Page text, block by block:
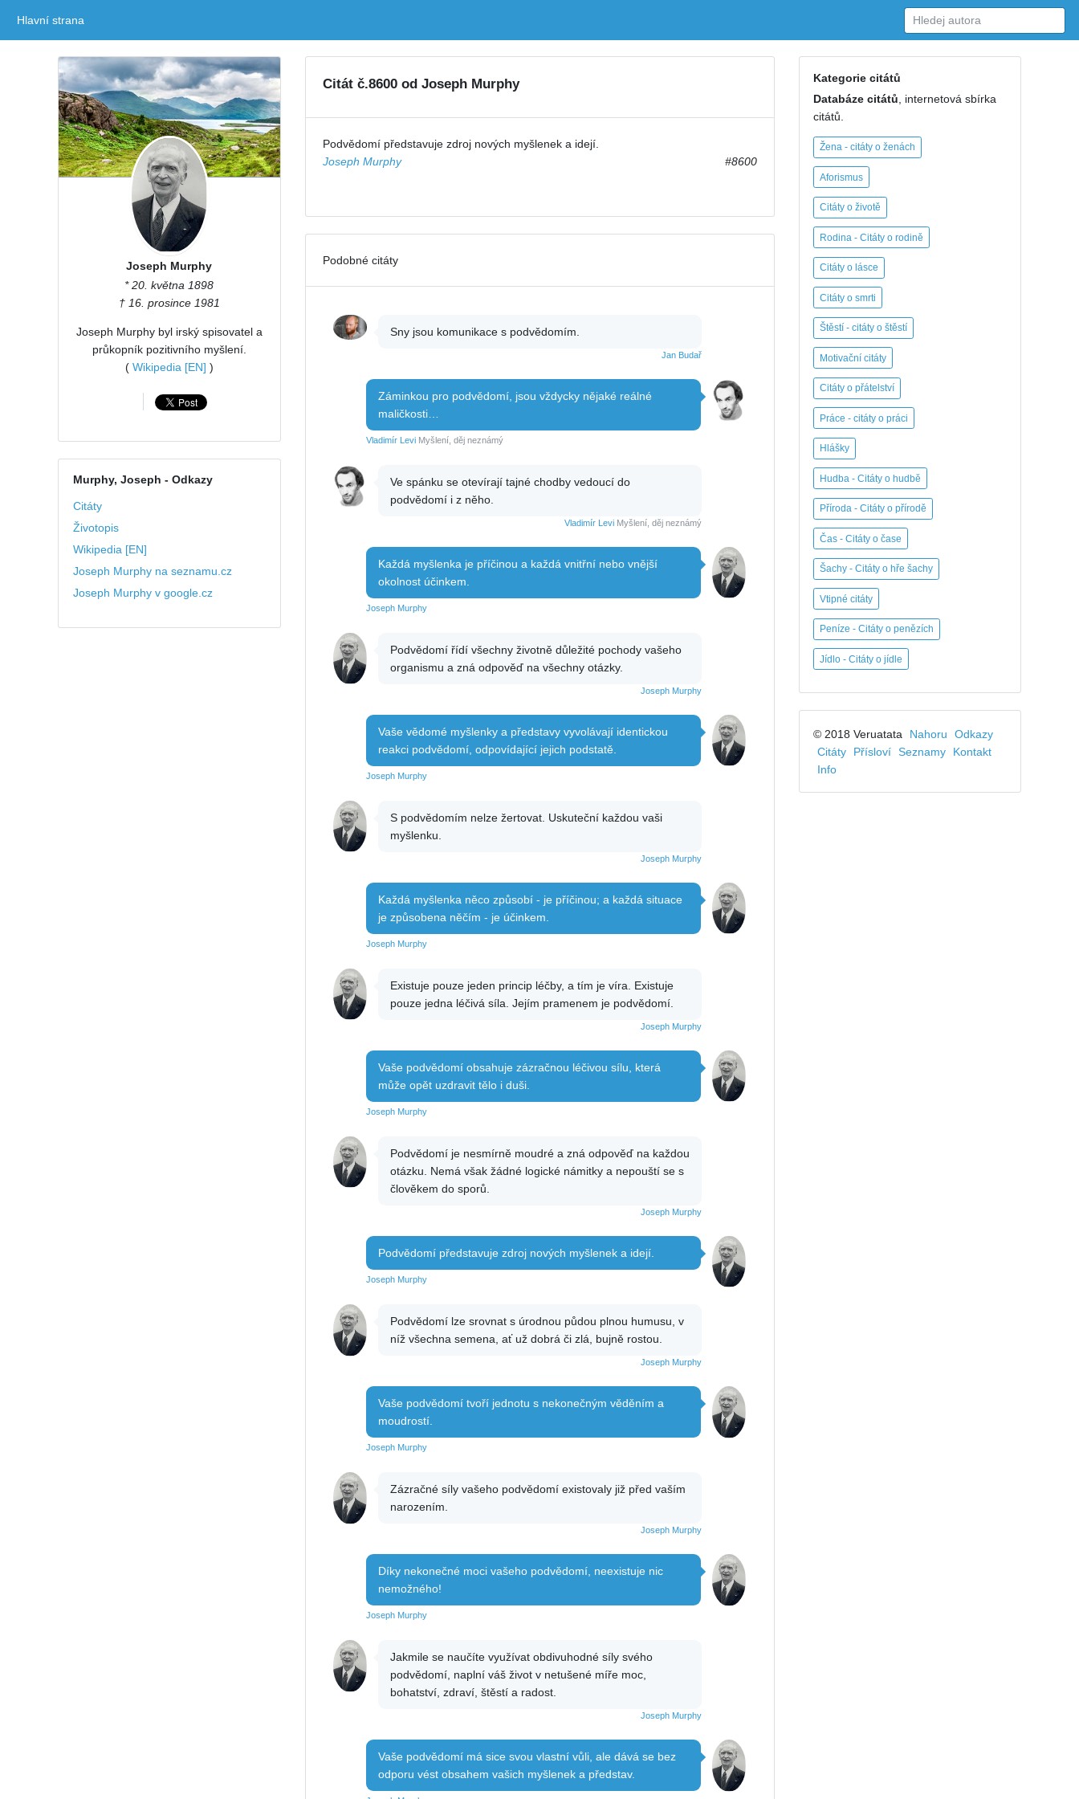
Hlavní strana
Joseph Murphy
* 20. května 1898
† 16. prosince 1981
Joseph Murphy byl irský spisovatel a
průkopník pozitivního myšlení.
( Wikipedia [EN] )
Murphy, Joseph - Odkazy
Citáty
Životopis
Wikipedia [EN]
Joseph Murphy na seznamu.cz
Joseph Murphy v google.cz
Citát č.8600 od Joseph Murphy
Podvědomí představuje zdroj nových myšlenek a idejí.
Joseph Murphy
#8600
Podobné citáty
Sny jsou komunikace s podvědomím.
Jan Budař
Záminkou pro podvědomí, jsou vždycky nějaké reálné
maličkosti…
Vladimír LeviMyšlení, děj neznámý
Ve spánku se otevírají tajné chodby vedoucí do
podvědomí i z něho.
Vladimír LeviMyšlení, děj neznámý
Každá myšlenka je příčinou a každá vnitřní nebo vnější
okolnost účinkem.
Joseph Murphy
Podvědomí řídí všechny životně důležité pochody vašeho
organismu a zná odpověď na všechny otázky.
Joseph Murphy
Vaše vědomé myšlenky a představy vyvolávají identickou
reakci podvědomí, odpovídající jejich podstatě.
Joseph Murphy
S podvědomím nelze žertovat. Uskuteční každou vaši
myšlenku.
Joseph Murphy
Každá myšlenka něco způsobí - je příčinou; a každá situace
je způsobena něčím - je účinkem.
Joseph Murphy
Existuje pouze jeden princip léčby, a tím je víra. Existuje
pouze jedna léčivá síla. Jejím pramenem je podvědomí.
Joseph Murphy
Vaše podvědomí obsahuje zázračnou léčivou sílu, která
může opět uzdravit tělo i duši.
Joseph Murphy
Podvědomí je nesmírně moudré a zná odpověď na každou
otázku. Nemá však žádné logické námitky a nepouští se s
člověkem do sporů.
Joseph Murphy
Podvědomí představuje zdroj nových myšlenek a idejí.
Joseph Murphy
Podvědomí lze srovnat s úrodnou půdou plnou humusu, v
níž všechna semena, ať už dobrá či zlá, bujně rostou.
Joseph Murphy
Vaše podvědomí tvoří jednotu s nekonečným věděním a
moudrostí.
Joseph Murphy
Zázračné síly vašeho podvědomí existovaly již před vaším
narozením.
Joseph Murphy
Díky nekonečné moci vašeho podvědomí, neexistuje nic
nemožného!
Joseph Murphy
Jakmile se naučíte využívat obdivuhodné síly svého
podvědomí, naplní váš život v netušené míře moc,
bohatství, zdraví, štěstí a radost.
Joseph Murphy
Vaše podvědomí má sice svou vlastní vůli, ale dává se bez
odporu vést obsahem vašich myšlenek a představ.
Kategorie citátů
Databáze citátů , internetová sbírka
citátů.
Žena - citáty o ženách
Aforismus
Citáty o životě
Rodina - Citáty o rodině
Citáty o lásce
Citáty o smrti
Štěstí - citáty o štěstí
Motivační citáty
Citáty o přátelství
Práce - citáty o práci
Hlášky
Hudba - Citáty o hudbě
Příroda - Citáty o přírodě
Čas - Citáty o čase
Šachy - Citáty o hře šachy
Vtipné citáty
Peníze - Citáty o penězích
Jídlo - Citáty o jídle
© 2018 Veruatata Nahoru
Odkazy
Citáty
Přísloví Seznamy
Kontakt
Info